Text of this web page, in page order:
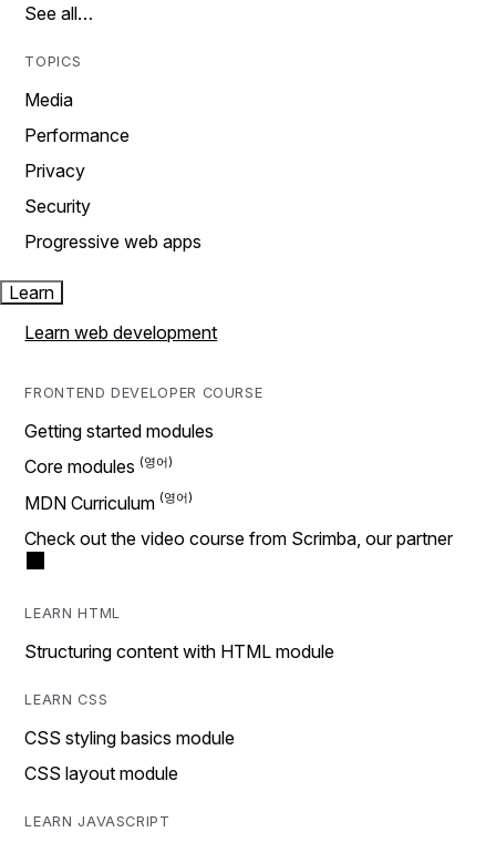
See all…
TOPICS
Media
Performance
Privacy
Security
Progressive web apps
Learn
Learn web development
FRONTEND DEVELOPER COURSE
Getting started modules
Core modules
MDN Curriculum
Check out the video course from Scrimba, our partner
LEARN HTML
Structuring content with HTML module
LEARN CSS
CSS styling basics module
CSS layout module
LEARN JAVASCRIPT